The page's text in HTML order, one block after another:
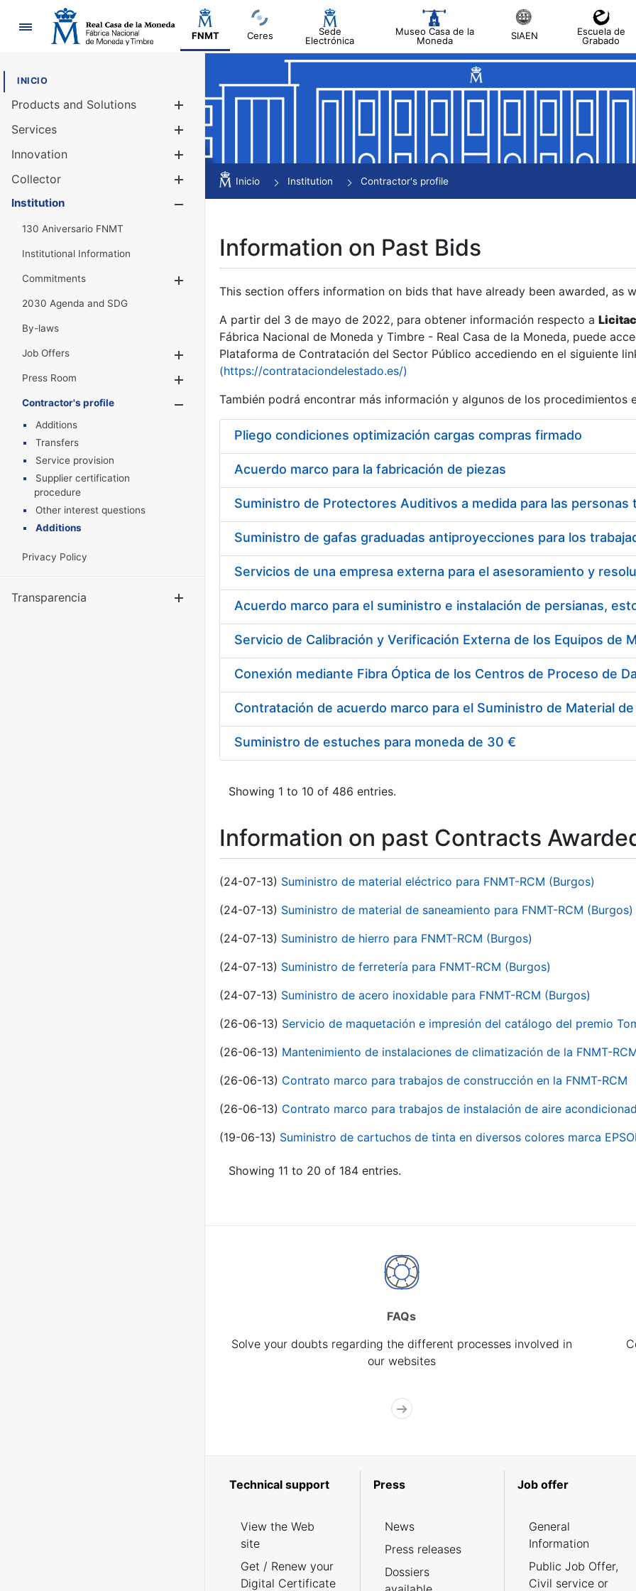
Navigation
FNMT Ceres
Sede
Electrónica
Museo Casa de la
Moneda
SIAEN
Escuela de
Grabado
INICIO
Products and Solutions
Services
Innovation
Collector
Show/Hide
Institution
130 Aniversario FNMT
Institutional Information
Commitments
2030 Agenda and SDG
By-laws
Job Offers
Show/Hide
Press Room
Show/Hide
Contractor's profile
Show/Hide
Additions
Transfers
Service provision
Supplier certification
procedure
Other interest questions
Additions
Privacy Policy
Transparencia Show/Hide
Inicio Institution Contractor's profile
Information on Past Bids
This section offers information on bids that have already been awarded, as
A partir del 3 de mayo de 2022, para obtener información respecto a
Fábrica Nacional de Moneda y Timbre - Real Casa de la Moneda, puede
Plataforma de Contratación del Sector Público accediendo en el siguiente
(https://contrataciondelestado.es/)
También podrá encontrar más información y algunos de los procedimientos
Pliego condiciones optimización cargas compras firmado
Acuerdo marco para la fabricación de piezas
Acuerdo marco para el suministro e instalación de persianas,
Suministro de estuches para moneda de 30 €
Showing 1 to 10 of 486 entries.
Information on past Contracts
(24-07-13) Suministro de material eléctrico para FNMT-RCM (Burgos)
(24-07-13) Suministro de material de saneamiento para FNMT-RCM (Burgos)
(24-07-13) Suministro de hierro para FNMT-RCM (Burgos)
(24-07-13) Suministro de ferretería para FNMT-RCM (Burgos)
(24-07-13) Suministro de acero inoxidable para FNMT-RCM (Burgos)
(26-06-13) Servicio de maquetación e impresión del catálogo del premio
(26-06-13) Mantenimiento de instalaciones de climatización de la FNMT-
(26-06-13) Contrato marco para trabajos de construcción en la FNMT-RCM
(26-06-13) Contrato marco para trabajos de instalación de aire
(19-06-13) Suministro de cartuchos de tinta en diversos colores marca
Showing 11 to 20 of 184 entries.
FAQs
Solve your doubts regarding the different processes involved in
our websites
Technical support
View the Web
site
Get / Renew your
Digital Certificate
Press
News
Press releases
Dossiers
Job offer
General
Information
Public Job Offer,
Civil service or